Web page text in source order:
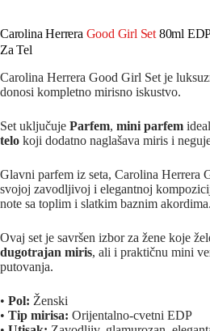
Carolina Herrera Good Girl Set80ml
Za Tel
Carolina Herrera Good Girl Set je
donosi kompletno mirisno iskustvo.
Set uključuje Parfem, mini parfem
telo koji dodatno naglašava miris i
Glavni parfem iz seta, Carolina Herrera
svojoj zavodljivoj i elegantnoj
note sa toplim i slatkim baznim akordima.
Ovaj set je savršen izbor za žene koje
dugotrajan miris, ali i praktičnu mini
putovanja.
• Pol: Ženski
• Tip mirisa: Orijentalno-cvetni EDP